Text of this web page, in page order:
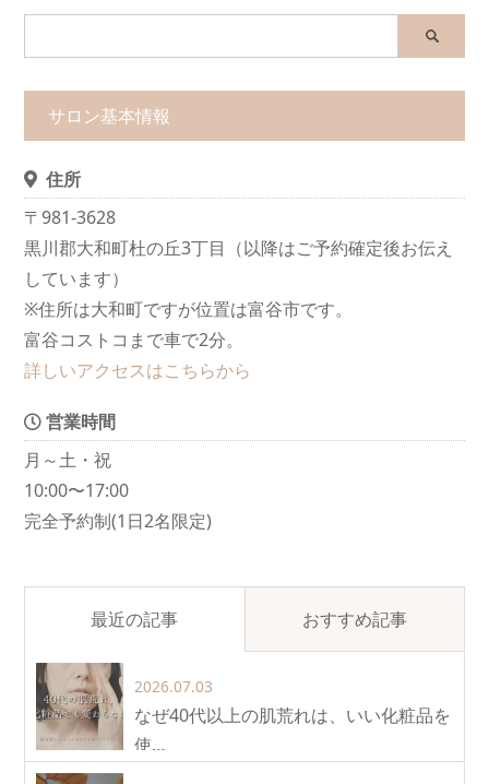
サロン基本情報
住所
〒981-3628
黒川郡大和町杜の丘3丁目（以降はご予約確定後お伝え
しています）
※住所は大和町ですが位置は富谷市です。
富谷コストコまで車で2分。
詳しいアクセスはこちらから
営業時間
月～土・祝
10:00〜17:00
完全予約制(1日2名限定)
最近の記事 おすすめ記事
2026.07.03
なぜ40代以上の肌荒れは、いい化粧品を
使…